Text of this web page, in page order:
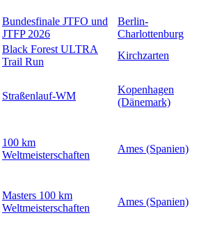
Bundesfinale JTFO und
JTFP 2026
Berlin-
Charlottenburg
Black Forest ULTRA
Trail Run
Kirchzarten
Straßenlauf-WM
Kopenhagen
(Dänemark)
100 km
Weltmeisterschaften
Ames (Spanien)
Masters 100 km
Weltmeisterschaften
Ames (Spanien)